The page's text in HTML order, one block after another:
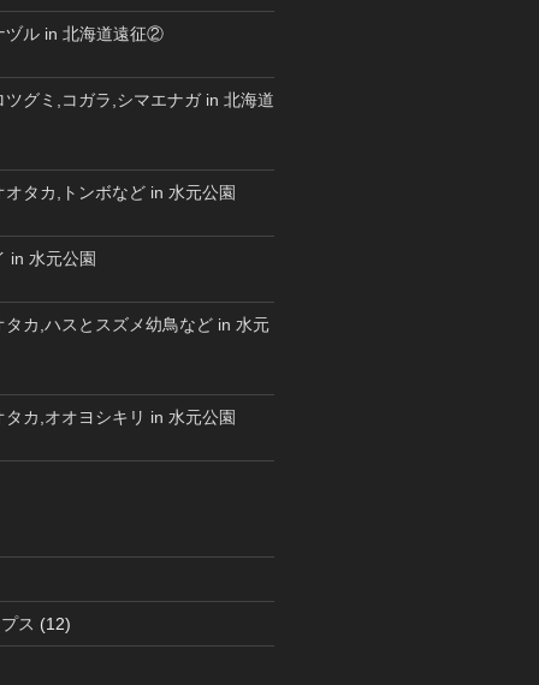
ヅル in 北海道遠征②
ツグミ,コガラ,シマエナガ in 北海道
タカ,トンボなど in 水元公園
in 水元公園
タカ,ハスとスズメ幼鳥など in 水元
タカ,オオヨシキリ in 水元公園
ス (12)